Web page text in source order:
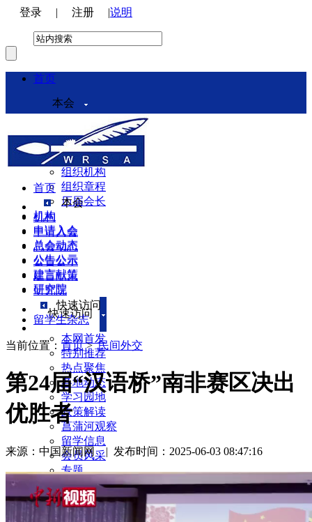
登录 | 注册 |说明
首页
本会
本会介绍
领导机构
理事会
组织机构
组织章程
历届会长
机构
申请入会
总会动态
公告公示
建言献策
研究院
快速访问
本网首发
特别推荐
热点聚焦
各地动态
学习园地
政策解读
菖蒲河观察
留学信息
会员风采
专题
海归故事
民间外交
服务社会
首页
本会
机构
申请入会
总会动态
公告公示
建言献策
研究院
快速访问
留学生杂志
当前位置： 首页>民间外交
第24届“汉语桥”南非赛区决出
优胜者
来源：中国新闻网 | 发布时间：2025-06-03 08:47:16